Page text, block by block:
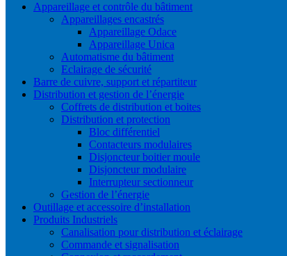
Appareillage et contrôle du bâtiment
Appareillages encastrés
Appareillage Odace
Appareillage Unica
Automatisme du bâtiment
Eclairage de sécurité
Barre de cuivre, support et répartiteur
Distribution et gestion de l’énergie
Coffrets de distribution et boites
Distribution et protection
Bloc différentiel
Contacteurs modulaires
Disjoncteur boitier moule
Disjoncteur modulaire
Interrupteur sectionneur
Gestion de l’énergie
Outillage et accessoire d’installation
Produits Industriels
Canalisation pour distribution et éclairage
Commande et signalisation